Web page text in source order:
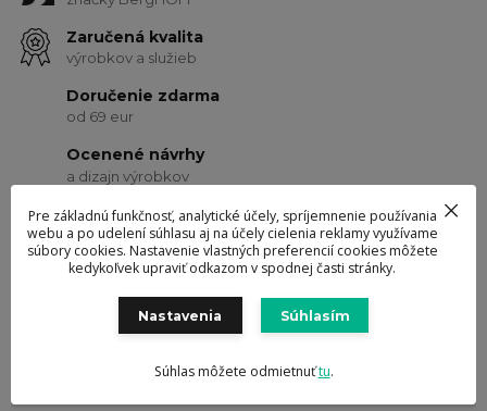
Zaručená kvalita
výrobkov a služieb
Doručenie zdarma
od 69 eur
Ocenené návrhy
a dizajn výrobkov
Kompletné špecifikácie Hodnotenie 0
Komentáre 0
Kompletné špecifikácie
Pre základnú funkčnosť, analytické účely, spríjemnenie používania
webu a po udelení súhlasu aj na účely cielenia reklamy využívame
súbory cookies. Nastavenie vlastných preferencií cookies môžete
kedykoľvek upraviť odkazom v spodnej časti stránky.
Nastavenia Súhlasím
Súhlas môžete odmietnuťtu.